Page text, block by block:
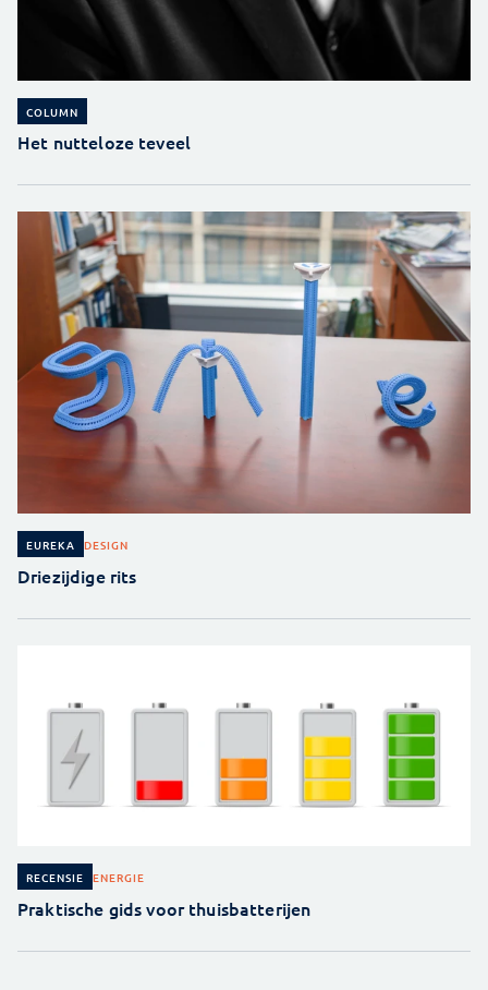
COLUMN
Het nutteloze teveel
EUREKA DESIGN
Driezijdige rits
RECENSIE ENERGIE
Praktische gids voor thuisbatterijen